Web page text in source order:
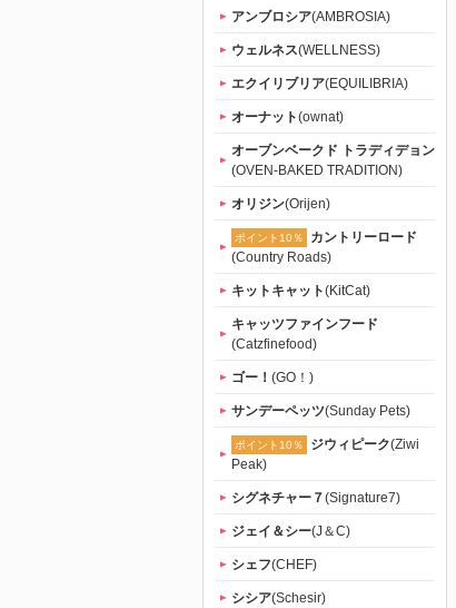
アンブロシア(AMBROSIA)
ウェルネス(WELLNESS)
エクイリブリア(EQUILIBRIA)
オーナット(ownat)
オーブンベークド トラディデョン
(OVEN-BAKED TRADITION)
オリジン(Orijen)
ポイント10％
カントリーロード
(Country Roads)
キットキャット(KitCat)
キャッツファインフード
(Catzfinefood)
ゴー！ (GO！)
サンデーペッツ(Sunday Pets)
ポイント10％ ジウィピーク(Ziwi
Peak)
シグネチャー７(Signature7)
ジェイ＆シー(J＆C)
シェフ(CHEF)
シシア(Schesir)